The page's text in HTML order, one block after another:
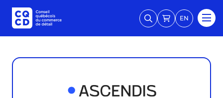
EN